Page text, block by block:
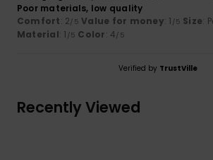
Poor materials, low quality
Comfort: 2/5 Value for money: 1 /5 Size:
Material: 1 /5 Color: 4/5
Verified by TrustVille
Recently Viewed